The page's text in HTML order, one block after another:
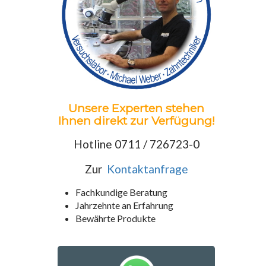
Unsere Experten stehen
Ihnen direkt zur Verfügung!
Hotline 0711 / 726723-0
Zur Kontaktanfrage
Fachkundige Beratung
Jahrzehnte an Erfahrung
Bewährte Produkte